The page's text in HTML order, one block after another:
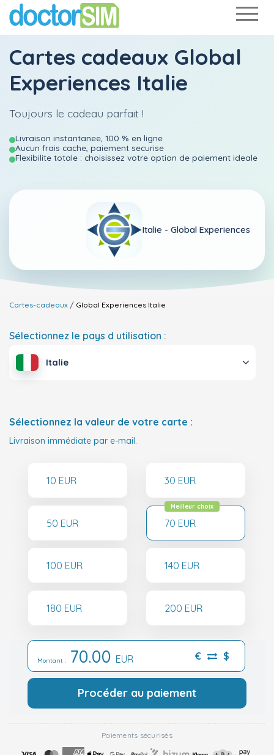
Cartes cadeaux Global
Experiences Italie
Toujours le cadeau parfait !
Livraison instantanee, 100 % en ligne
Aucun frais cache, paiement securise
Flexibilite totale : choisissez votre option de paiement ideale
Italie - Global Experiences
Cartes-cadeaux Global Experiences Italie
Sélectionnez le pays d utilisation :
Italie
Sélectionnez la valeur de votre carte :
Livraison immédiate par e-mail.
10 EUR 30 EUR
50 EUR
Meilleur choix
70 EUR
100 EUR 140 EUR
180 EUR 200 EUR
Montant : 70.00 EUR € $
Procéder au paiement
Paiements sécurisés